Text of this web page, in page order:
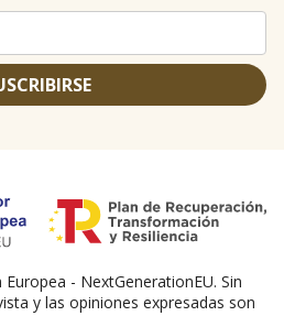
- NextGenerationEU. Sin
y las opiniones expresadas son